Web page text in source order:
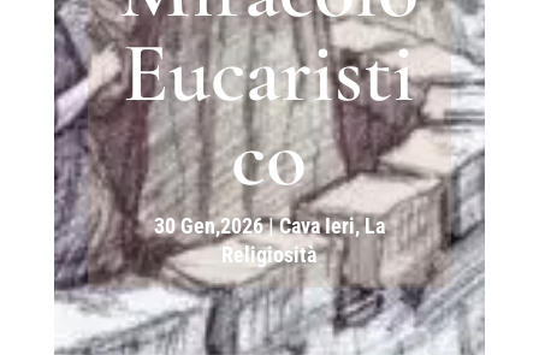
Eucaristi
co
30 Gen,2026|Cava Ieri,La
Religiosità